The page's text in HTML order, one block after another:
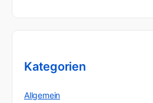
Kategorien
Allgemein